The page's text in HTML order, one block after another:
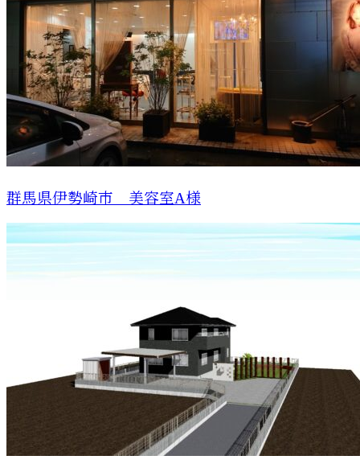
群馬県伊勢崎市 美容室A様